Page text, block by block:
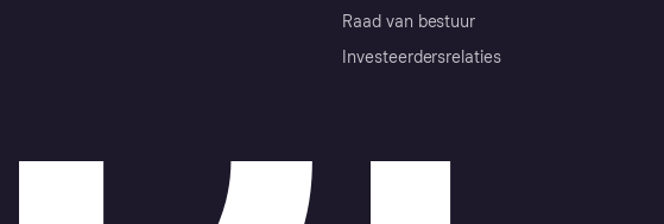
Raad van bestuur
Investeerdersrelaties